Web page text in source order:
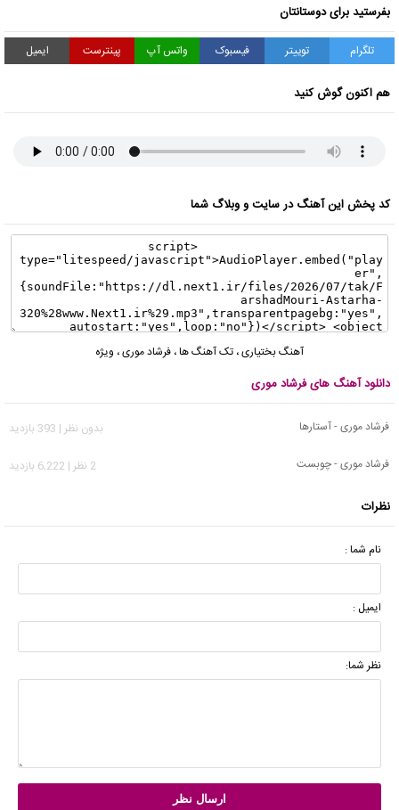
بفرستید برای دوستانتان
تلگرام توییتر فیسبوک واتس آپ پینترست ایمیل
هم اکنون گوش کنید
کد پخش این آهنگ در سایت و وبلاگ شما
آهنگ بختیاری، تک آهنگ ها، فرشاد موری، ویژه
دانلود آهنگ های فرشاد موری
فرشاد موری - آستارها
بدون نظر | 393 بازدید
فرشاد موری - چوبست
2 نظر | 6,222 بازدید
نظرات
نام شما :
ایمیل :
نظر شما: